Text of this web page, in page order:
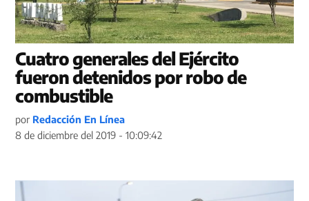
Cuatro generales del Ejército
fueron detenidos por robo de
combustible
por Redacción En Línea
8 de diciembre del 2019 - 10:09:42